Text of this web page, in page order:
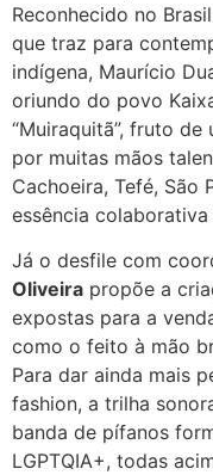
Reconhecido no
que traz para
indígena, Maurício
oriundo do povo
“Muiraquitã”, fruto
por muitas mãos
Cachoeira, Tefé, São
essência
Já o desfile com
Oliveira propõe a
expostas para a
como o feito à mão
Para dar ainda mais
fashion, a trilha
banda de pífanos
LGPTQIA+, todas